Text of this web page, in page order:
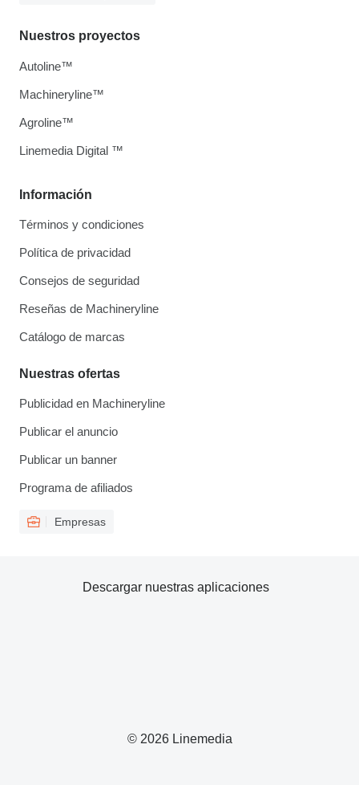
Información
Términos y condiciones
Política de privacidad
Consejos de seguridad
Reseñas de Machineryline
Catálogo de marcas
Nuestras ofertas
Publicidad en Machineryline
Publicar el anuncio
Publicar un banner
Programa de afiliados
Empresas
Nuestros proyectos
Autoline™
Machineryline™
Agroline™
Linemedia Digital ™
© 2026 Linemedia
Descargar nuestras aplicaciones